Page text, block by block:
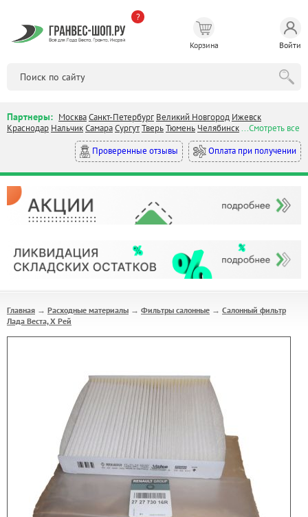
?
Корзина Войти
Партнеры: МоскваСанкт-Петербург Великий Новгород Ижевск
Краснодар НальчикСамараСургутТверьТюмень Челябинск...Смотреть все
Проверенные отзывы
Оплата при получении
Главная → Расходные материалы → Фильтры салонные → Салонный фильтр
Лада Веста, Х Рей